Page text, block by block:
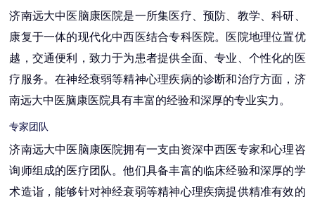
济南远大中医脑康医院是一所集医疗、预防、教学、科研、
康复于一体的现代化中西医结合专科医院。医院地理位置优
越，交通便利，致力于为患者提供全面、专业、个性化的医
疗服务。在神经衰弱等精神心理疾病的诊断和治疗方面，济
南远大中医脑康医院具有丰富的经验和深厚的专业实力。
专家团队
济南远大中医脑康医院拥有一支由资深中西医专家和心理咨
询师组成的医疗团队。他们具备丰富的临床经验和深厚的学
术造诣，能够针对神经衰弱等精神心理疾病提供精准有效的